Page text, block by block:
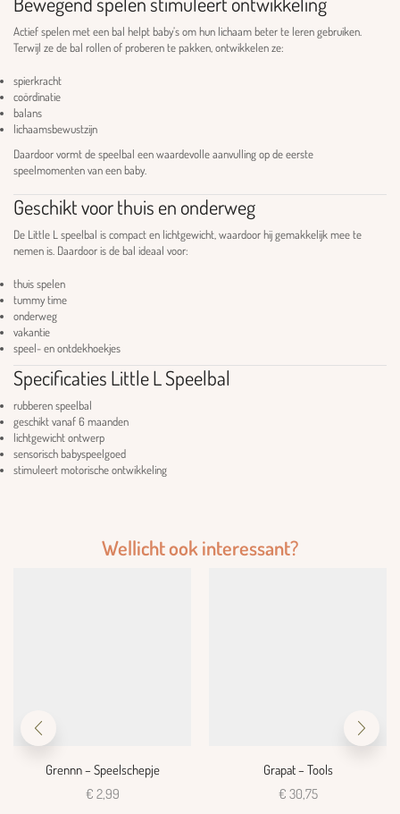
Actief spelen met een bal helpt baby’s om hun lichaam beter te leren gebruiken.
Terwijl ze de bal rollen of proberen te pakken, ontwikkelen ze:
spierkracht
coördinatie
balans
lichaamsbewustzijn
Daardoor vormt de speelbal een waardevolle aanvulling op de eerste
speelmomenten van een baby.
Geschikt voor thuis en onderweg
De Little L speelbal is compact en lichtgewicht, waardoor hij gemakkelijk mee te
nemen is. Daardoor is de bal ideaal voor:
thuis spelen
tummy time
onderweg
vakantie
speel- en ontdekhoekjes
Specificaties Little L Speelbal
rubberen speelbal
geschikt vanaf 6 maanden
lichtgewicht ontwerp
sensorisch babyspeelgoed
stimuleert motorische ontwikkeling
Wellicht ook interessant?
Grennn – Speelschepje
€ 2,99
Grapat – Tools
€ 30,75